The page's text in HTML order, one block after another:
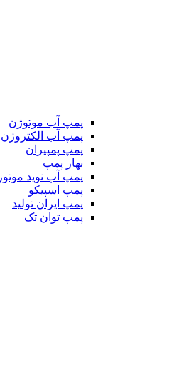
پمپ آب موتوژن
پمپ آب الکتروژن
پمپ پمپیران
بهار پمپ
پمپ آب نوید موتور
پمپ اسپیکو
پمپ ایران تولید
پمپ توان تک